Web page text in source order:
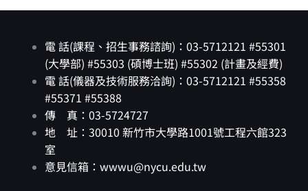
電 話(課程、招生事務諮詢)：03-5712121 #55301
(大學部) #55303 (碩博士班) #55302 (計畫及經費)
電 話(儀器及技術服務洽詢)：03-5712121 #55358
#55371 #55388
傳 真：03-5724727
地 址：30010 新竹市大學路1001號工程六館323
室
意見信箱：wwwu@nycu.edu.tw